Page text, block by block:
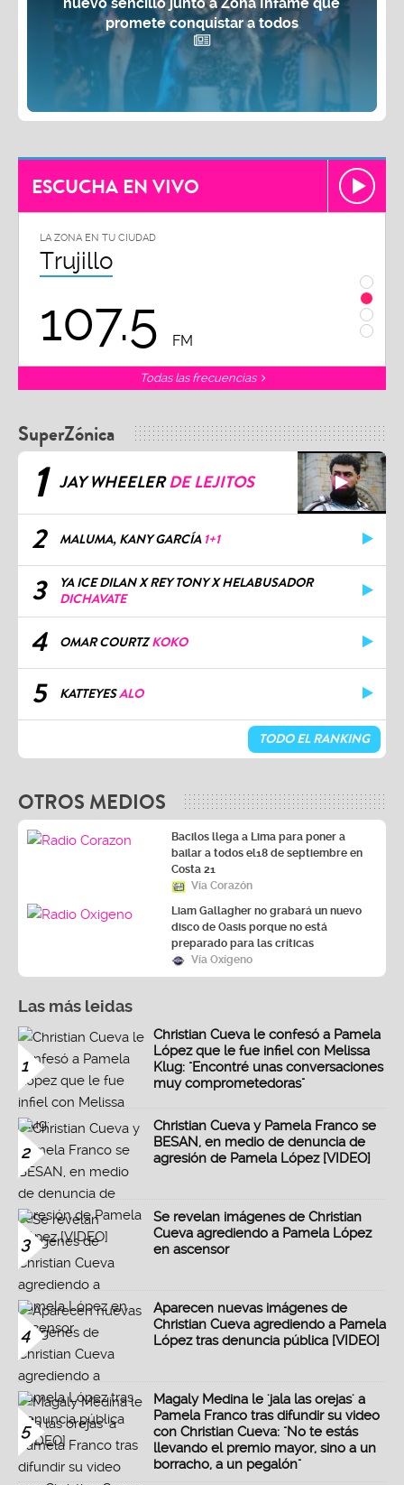
promete conquistar a todos
ESCUCHA EN VIVO
LA ZONA EN TU CIUDAD
Trujillo
107.5 FM
Todas las frecuencias
SuperZónica
1 JAY WHEELERDE LEJITOS
2 MALUMA, KANY GARCÍA 1+1
3
YA ICE DILAN X REY TONY X HELABUSADOR
DICHAVATE
4 OMAR COURTZKOKO
5 KATTEYESALO
TODO EL RANKING
OTROS MEDIOS
Bacilos llega a Lima para poner a
bailar a todos el18 de septiembre en
Costa 21
Vía Corazón
Liam Gallagher no grabará un nuevo
disco de Oasis porque no está
preparado para las críticas
Vía Oxígeno
Las más leidas
1
Christian Cueva le confesó a Pamela
López que le fue infiel con Melissa
Klug: "Encontré unas conversaciones
muy comprometedoras"
2
Christian Cueva y Pamela Franco se
BESAN, en medio de denuncia de
agresión de Pamela López [VIDEO]
3
Se revelan imágenes de Christian
Cueva agrediendo a Pamela López
en ascensor
4
Aparecen nuevas imágenes de
Christian Cueva agrediendo a Pamela
López tras denuncia pública [VIDEO]
5
Magaly Medina le 'jala las orejas' a
Pamela Franco tras difundir su video
con Christian Cueva: "No te estás
llevando el premio mayor, sino a un
borracho, a un pegalón"